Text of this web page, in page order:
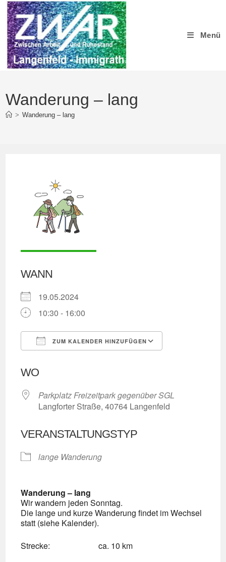
Zum
Inhalt
springen
Menü
Wanderung – lang
> Wanderung – lang
WANN
19.05.2024
10:30 - 16:00
ZUM KALENDER HINZUFÜGEN
WO
Parkplatz Freizeitpark gegenüber SGL
Langforter Straße, 40764 Langenfeld
VERANSTALTUNGSTYP
lange Wanderung
Wanderung – lang
Wir wandern jeden Sonntag.
Die lange und kurze Wanderung findet im Wechsel
statt (siehe Kalender).
Strecke: ca. 10 km